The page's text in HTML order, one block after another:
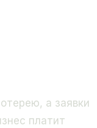
а заявки
платит